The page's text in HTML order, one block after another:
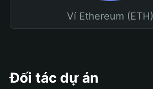
Ví Ethereum (ETH)
Đối tác dự án